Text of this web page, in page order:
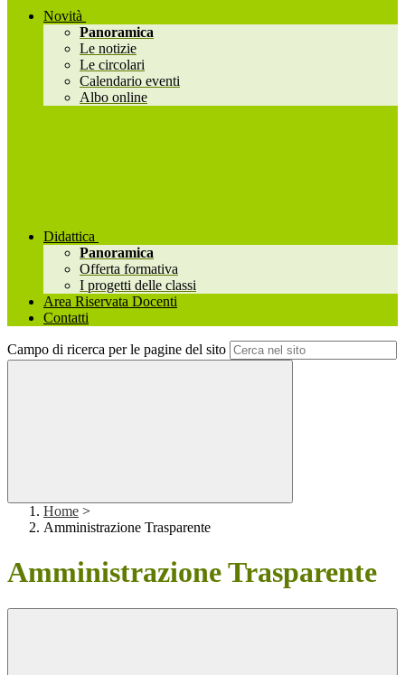
Novità
Panoramica
Le notizie
Le circolari
Calendario eventi
Albo online
Didattica
Panoramica
Offerta formativa
I progetti delle classi
Area Riservata Docenti
Contatti
Campo di ricerca per le pagine del sito
Home >
Amministrazione Trasparente
Amministrazione Trasparente